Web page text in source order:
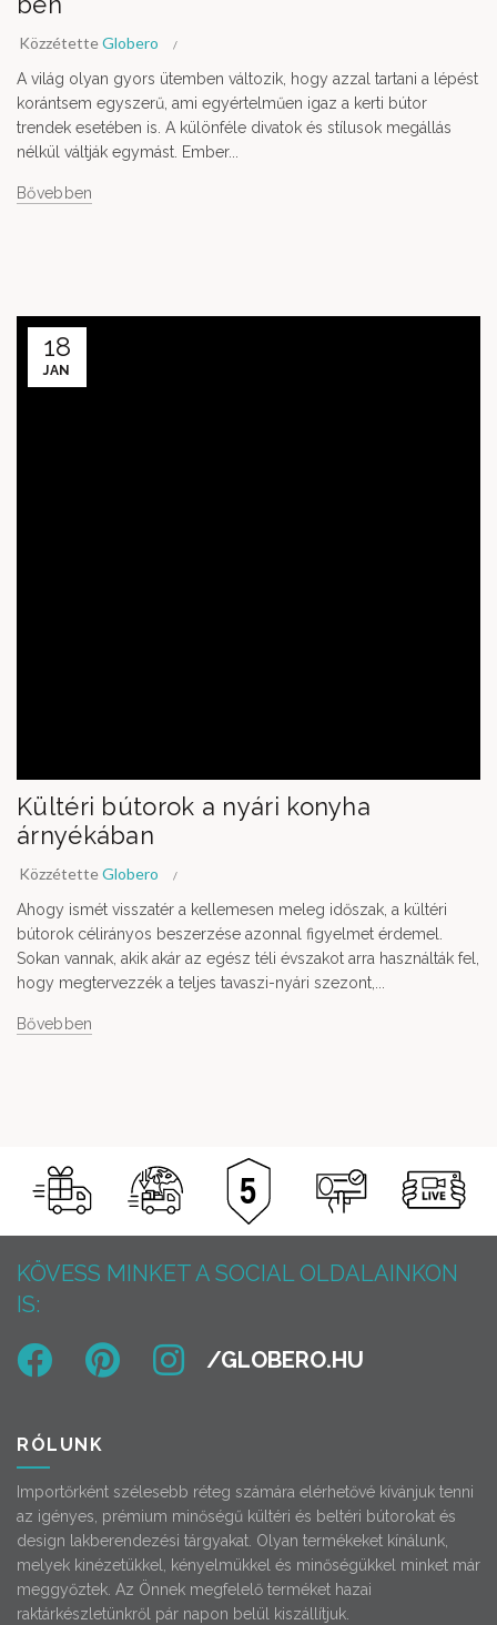
KözzétetteGlobero
A világ olyan gyors ütemben változik, hogy azzal tartani a lépést
korántsem egyszerű, ami egyértelműen igaz a kerti bútor
trendek esetében is. A különféle divatok és stílusok megállás
nélkül váltják egymást. Ember...
Bővebben
18
JAN
Kültéri bútorok a nyári konyha
árnyékában
KözzétetteGlobero
Ahogy ismét visszatér a kellemesen meleg időszak, a kültéri
bútorok célirányos beszerzése azonnal figyelmet érdemel.
Sokan vannak, akik akár az egész téli évszakot arra használták fel,
hogy megtervezzék a teljes tavaszi-nyári szezont,...
Bővebben
KÖVESS MINKET A SOCIAL OLDALAINKON
IS:
RÓLUNK
Importőrként szélesebb réteg számára elérhetővé kívánjuk tenni
az igényes, prémium minőségű kültéri és beltéri bútorokat és
design lakberendezési tárgyakat. Olyan termékeket kínálunk,
melyek kinézetükkel, kényelmükkel és minőségükkel minket már
meggyőztek. Az Önnek megfelelő terméket hazai
raktárkészletünkről pár napon belül kiszállítjuk.